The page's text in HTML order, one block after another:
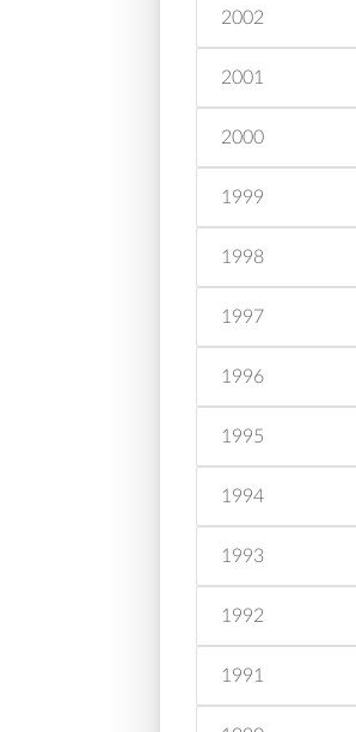
2002
2001
2000
1999
1998
1997
1996
1995
1994
1993
1992
1991